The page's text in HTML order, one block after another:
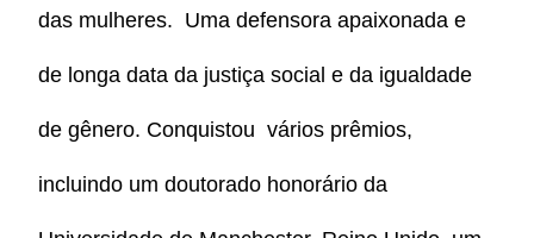
das mulheres. Uma defensora apaixonada e
de longa data da justiça social e da igualdade
de gênero. Conquistou vários prêmios,
incluindo um doutorado honorário da